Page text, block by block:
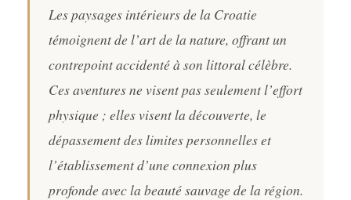
Les paysages intérieurs de la Croatie
témoignent de l’art de la nature, offrant un
contrepoint accidenté à son littoral célèbre.
Ces aventures ne visent pas seulement l’effort
physique ; elles visent la découverte, le
dépassement des limites personnelles et
l’établissement d’une connexion plus
profonde avec la beauté sauvage de la région.